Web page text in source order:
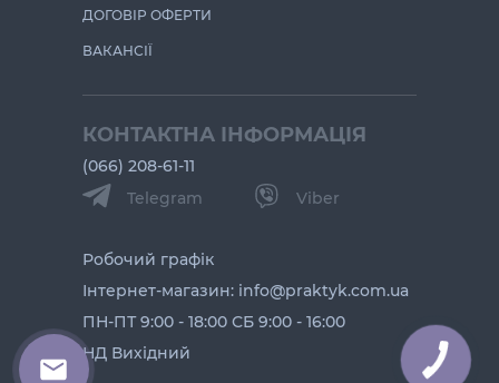
ДОГОВІР ОФЕРТИ
ВАКАНСІЇ
КОНТАКТНА ІНФОРМАЦІЯ
(066) 208-61-11
Telegram
Viber
Робочий графік
Інтернет-магазин: info@praktyk.com.ua
ПН-ПТ 9:00 - 18:00 СБ 9:00 - 16:00
НД Вихідний
КНОПКА
ЗВ'ЯЗКУ